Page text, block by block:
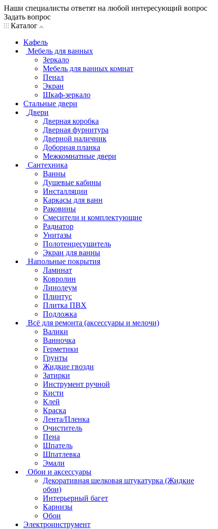
Наши специалисты ответят на любой интересующий вопрос
Задать вопрос
Каталог
Кафель
Мебель для ванных
Зеркало
Мебель для ванных комнат
Пенал
Экран
Шкаф-зеркало
Стальные двери
Двери
Дверная коробка
Дверная фурнитура
Дверной наличник
Доборная планка
Межкомнатные двери
Сантехника
Ванны
Душевые кабины
Инсталляции
Каркасы для ванн
Раковины
Смесители и комплектующие
Радиатор
Унитазы
Полотенцесушитель
Экран для ванны
Напольные покрытия
Ламинат
Ковролин
Линолеум
Плинтус
Плитка ПВХ
Подложка
Всё для ремонта (аксессуары и мелочи)
Валики
Ванночка
Герметики
Грунты
Жидкие гвозди
Затирки
Инструмент ручной
Кисти
Клей
Краска
Лента/Пленка
Очиститель
Пена
Шпатель
Шпатлевка
Эмали
Обои и аксессуары
Декоративная шелковая штукатурка (Жидкие
обои)
Интерьерный багет
Карнизы
Обои
Электроинструмент